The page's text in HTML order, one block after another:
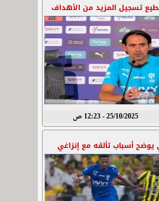
تسجيل المزيد من الأهداف
25/10/2025 - 12:23 ص
يوضح أسباب تألقه مع إنزاغي